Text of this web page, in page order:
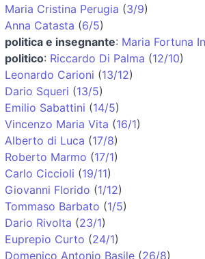
Maria Cristina Perugia (3/9)
Anna Catasta (6/5)
politica e insegnante: Maria Fortuna
politico: Riccardo Di Palma (12/10)
Leonardo Carioni (13/12)
Dario Squeri (13/5)
Emilio Sabattini (14/5)
Vincenzo Maria Vita (16/1)
Alberto di Luca (17/8)
Roberto Marmo (17/1)
Carlo Ciccioli (19/11)
Giovanni Florido (1/12)
Tommaso Barbato (1/5)
Dario Rivolta (23/1)
Euprepio Curto (24/1)
Domenico Antonio Basile (26/8)